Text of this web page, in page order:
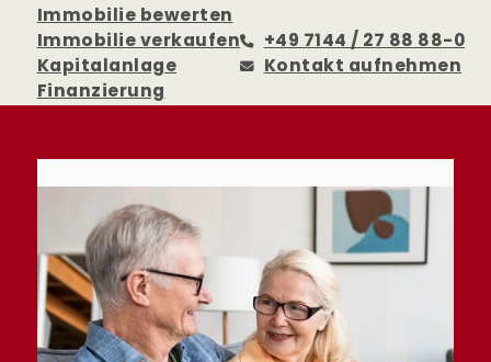
Immobilie bewerten
Immobilie verkaufen
Kapitalanlage
Finanzierung
+49 7144 / 27 88 88-0
Kontakt aufnehmen